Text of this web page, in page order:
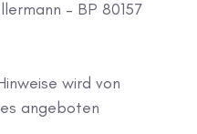
– BP 80157
wird von
angeboten